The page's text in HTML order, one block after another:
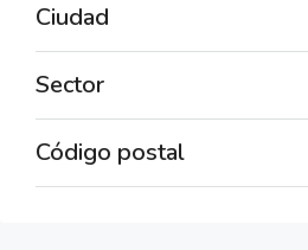
Ciudad
Sector
Código postal